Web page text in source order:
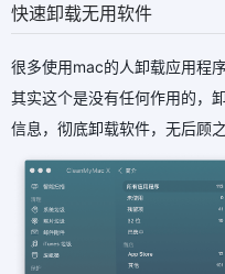
快速卸载无用软件
很多使用mac的人卸载应用程
其实这个是没有任何作用的，
信息，彻底卸载软件，无后顾之